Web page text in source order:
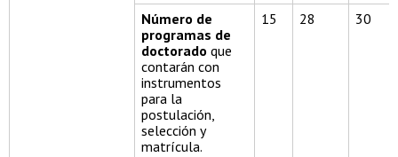
Número de
programas de
doctorado que
contarán con
instrumentos
para la
postulación,
selección y
matrícula.
15 28 30